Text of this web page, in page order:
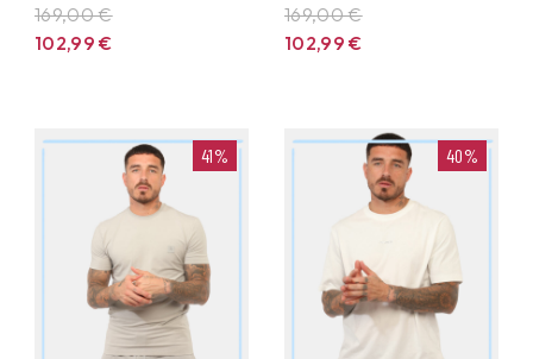
169,00 €
102,99€
169,00 €
102,99€
41% 40%